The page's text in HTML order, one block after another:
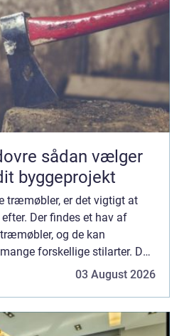
vælger
byggeprojekt
træmøbler, er det vigtigt at
Der findes et hav af
og de kan
forskellige stilarter. Det
at vide, hvilke møbler man
03 August 2026